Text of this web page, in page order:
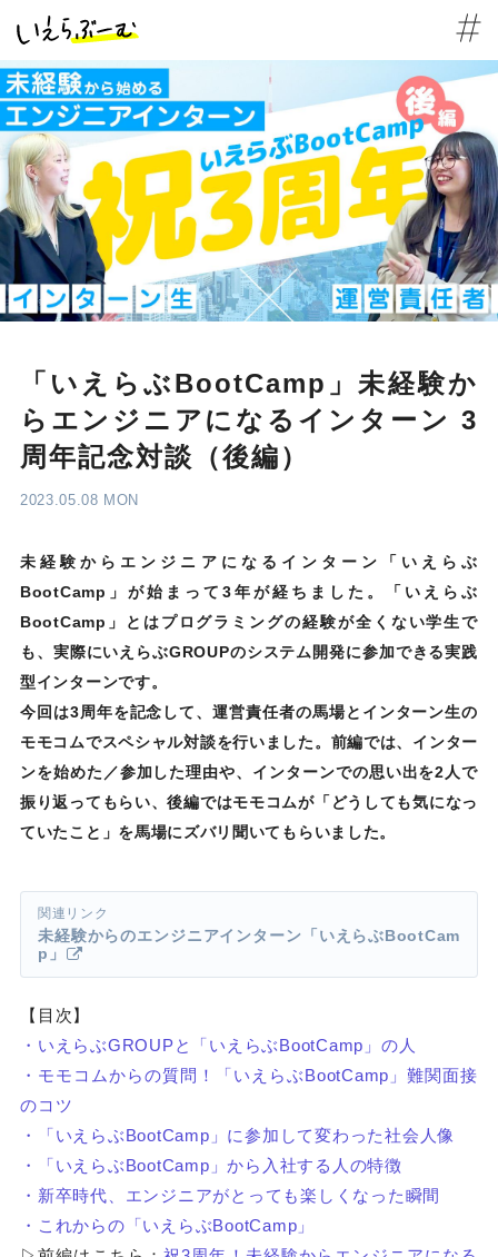
「いえらぶBootCamp」未経験か
らエンジニアになるインターン 3
周年記念対談（後編）
2023.05.08 MON
未経験からエンジニアになるインターン「いえらぶ
BootCamp」が始まって3年が経ちました。「いえらぶ
BootCamp」とはプログラミングの経験が全くない学生で
も、実際にいえらぶGROUPのシステム開発に参加できる実践
型インターンです。
今回は3周年を記念して、運営責任者の馬場とインターン生の
モモコムでスペシャル対談を行いました。前編では、インター
ンを始めた／参加した理由や、インターンでの思い出を2人で
振り返ってもらい、後編ではモモコムが「どうしても気になっ
ていたこと」を馬場にズバリ聞いてもらいました。
未経験からのエンジニアインターン「いえらぶBootCam
p」
【目次】
・いえらぶGROUPと「いえらぶBootCamp」の人
・モモコムからの質問！「いえらぶBootCamp」難関面接
のコツ
・「いえらぶBootCamp」に参加して変わった社会人像
・「いえらぶBootCamp」から入社する人の特徴
・新卒時代、エンジニアがとっても楽しくなった瞬間
・これからの「いえらぶBootCamp」